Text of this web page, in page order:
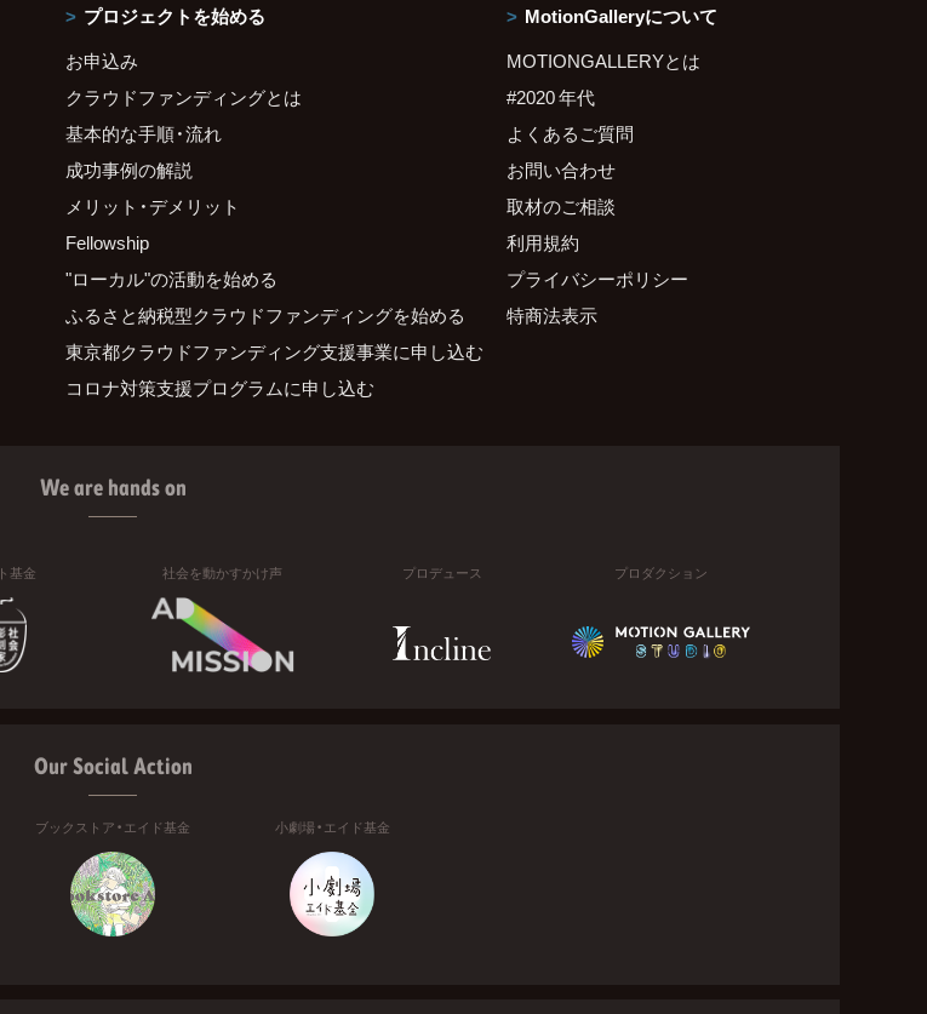
プロジェクトを始める
お申込み
クラウドファンディングとは
基本的な手順・流れ
成功事例の解説
メリット・デメリット
Fellowship
"ローカル"の活動を始める
ふるさと納税型クラウドファンディングを始める
東京都クラウドファンディング支援事業に申し込む
コロナ対策支援プログラムに申し込む
MotionGalleryについて
MOTIONGALLERYとは
#2020 年代
よくあるご質問
お問い合わせ
取材のご相談
利用規約
プライバシーポリシー
特商法表示
We are hands on
基金 社会を動かすかけ声 プロデュース プロダクション
Our Social Action
ブックストア・エイド基金 小劇場・エイド基金